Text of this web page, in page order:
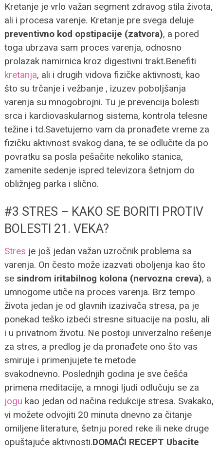
Kretanje je vrlo važan segment zdravog stila života,
ali i procesa varenje. Kretanje pre svega deluje
preventivno kod opstipacije (zatvora), a pored
toga ubrzava sam proces varenja, odnosno
prolazak namirnica kroz digestivni trakt.Benefiti
kretanja, ali i drugih vidova fizičke aktivnosti, kao
što su trčanje i vežbanje , izuzev poboljšanja
varenja su mnogobrojni. Tu je prevencija bolesti
srca i kardiovaskularnog sistema, kontrola telesne
težine i td.Savetujemo vam da pronađete vreme za
fizičku aktivnost svakog dana, te se odlučite da po
povratku sa posla pešačite nekoliko stanica,
zamenite sedenje ispred televizora šetnjom do
obližnjeg parka i slično.
#3 STRES – KAKO SE BORITI PROTIV
BOLESTI 21. VEKA?
Stres je još jedan važan uzročnik problema sa
varenja. On često može izazvati oboljenja kao što
se sindrom iritabilnog kolona (nervozna creva), a
umnogome utiče na proces varenja. Brz tempo
života jedan je od glavnih izazivača stresa, pa je
ponekad teško izbeći stresne situacije na poslu, ali
i u privatnom životu. Ne postoji univerzalno rešenje
za stres, a predlog je da pronađete ono što vas
smiruje i primenjujete te metode
svakodnevno. Poslednjih godina je sve češća
primena meditacije, a mnogi ljudi odlučuju se za
jogu kao jedan od načina redukcije stresa. Svakako,
vi možete odvojiti 20 minuta dnevno za čitanje
omiljene literature, šetnju pored reke ili neke druge
opuštajuće aktivnosti.DOMAĆI RECEPT Ubacite